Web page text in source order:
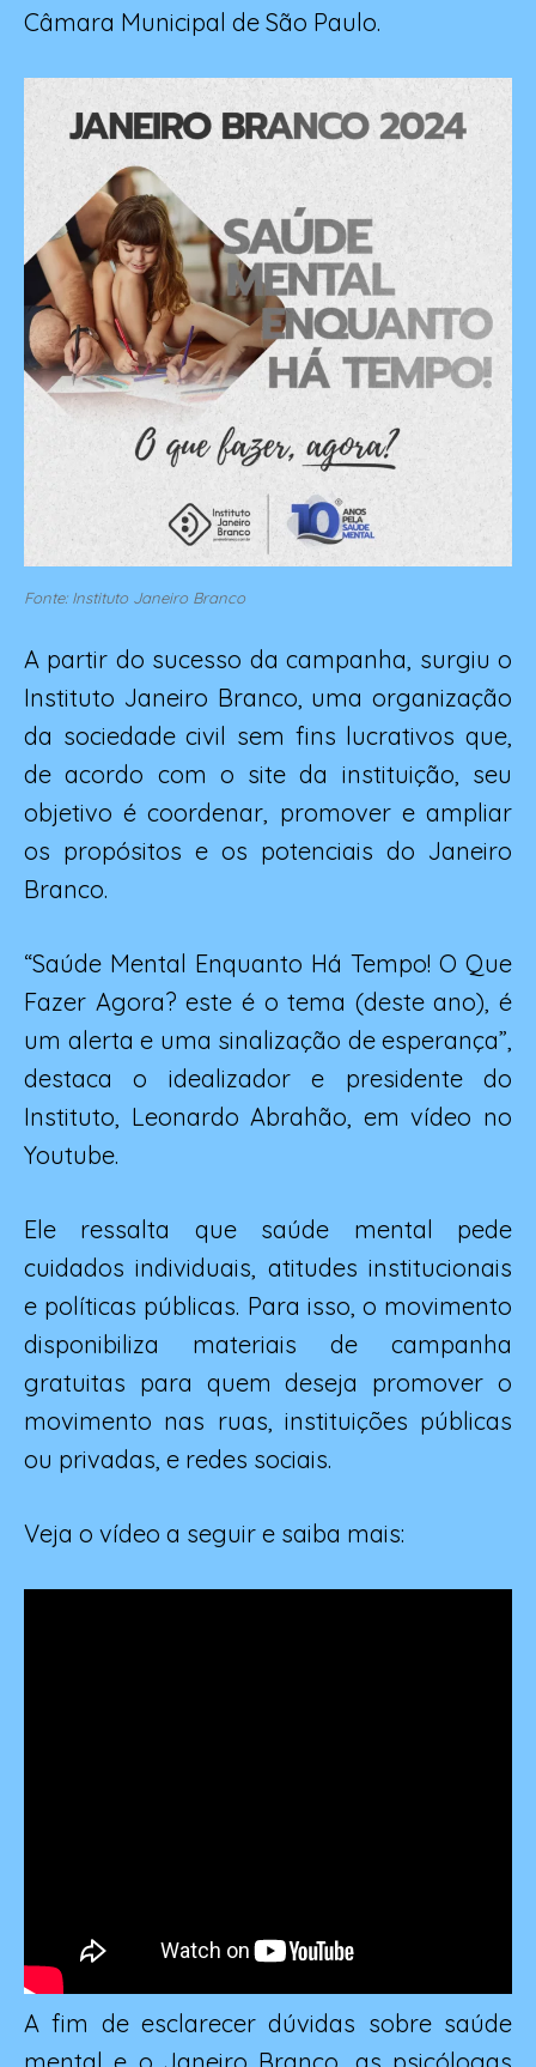
Câmara Municipal de São Paulo.
Fonte: Instituto Janeiro Branco
A partir do sucesso da campanha, surgiu o
Instituto Janeiro Branco, uma organização
da sociedade civil sem fins lucrativos que,
de acordo com o site da instituição, seu
objetivo é coordenar, promover e ampliar
os propósitos e os potenciais do Janeiro
Branco.
“Saúde Mental Enquanto Há Tempo! O Que
Fazer Agora? este é o tema (deste ano), é
um alerta e uma sinalização de esperança”,
destaca o idealizador e presidente do
Instituto, Leonardo Abrahão, em vídeo no
Youtube.
Ele ressalta que saúde mental pede
cuidados individuais, atitudes institucionais
e políticas públicas. Para isso, o movimento
disponibiliza materiais de campanha
gratuitas para quem deseja promover o
movimento nas ruas, instituições públicas
ou privadas, e redes sociais.
Veja o vídeo a seguir e saiba mais:
A fim de esclarecer dúvidas sobre saúde